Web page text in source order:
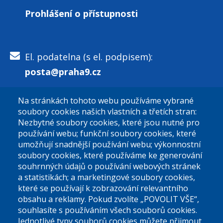
15. dubna 2026
2026
Celý den
OTEVŘENÁ ŠKOLNÍ
HŘIŠTĚ PRO VEŘEJNOST
2026
17. dubna 2026
pátek
Celý den
OTEVŘENÁ ŠKOLNÍ
HŘIŠTĚ PRO VEŘEJNOST
2026
18. dubna 2026
sobota
Prohlášení o přístupnosti
El. podatelna (s el. podpisem):
posta@praha9.cz
El. podatelna (bez el. podpisu):
podatelna@praha9.cz
Úřední dny:
Na stránkách tohoto webu používáme vybrané
soubory cookies našich vlastních a třetích stran:
Nezbytné soubory cookies, které jsou nutné pro
používání webu; funkční soubory cookies, které
umožňují snadnější používání webu; výkonnostní
soubory cookies, které používáme ke generování
souhrnných údajů o používání webových stránek
a statistikách; a marketingové soubory cookies,
které se používají k zobrazování relevantního
obsahu a reklamy. Pokud zvolíte „POVOLIT VŠE“,
souhlasíte s používáním všech souborů cookies.